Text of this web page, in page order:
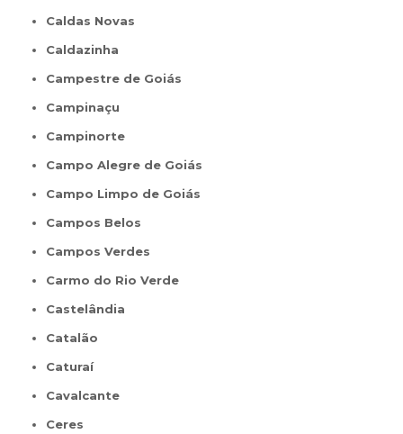
Caldas Novas
Caldazinha
Campestre de Goiás
Campinaçu
Campinorte
Campo Alegre de Goiás
Campo Limpo de Goiás
Campos Belos
Campos Verdes
Carmo do Rio Verde
Castelândia
Catalão
Caturaí
Cavalcante
Ceres